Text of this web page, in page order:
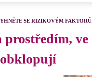
SE RIZIKOVÝM
ve
obklopují